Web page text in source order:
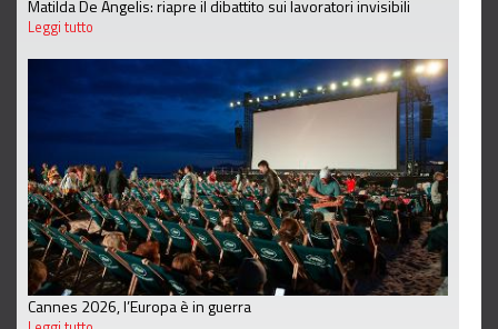
Matilda De Angelis: riapre il dibattito sui lavoratori invisibili
Leggi tutto
Cannes 2026, l’Europa è in guerra